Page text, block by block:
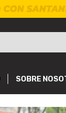
SOBRE